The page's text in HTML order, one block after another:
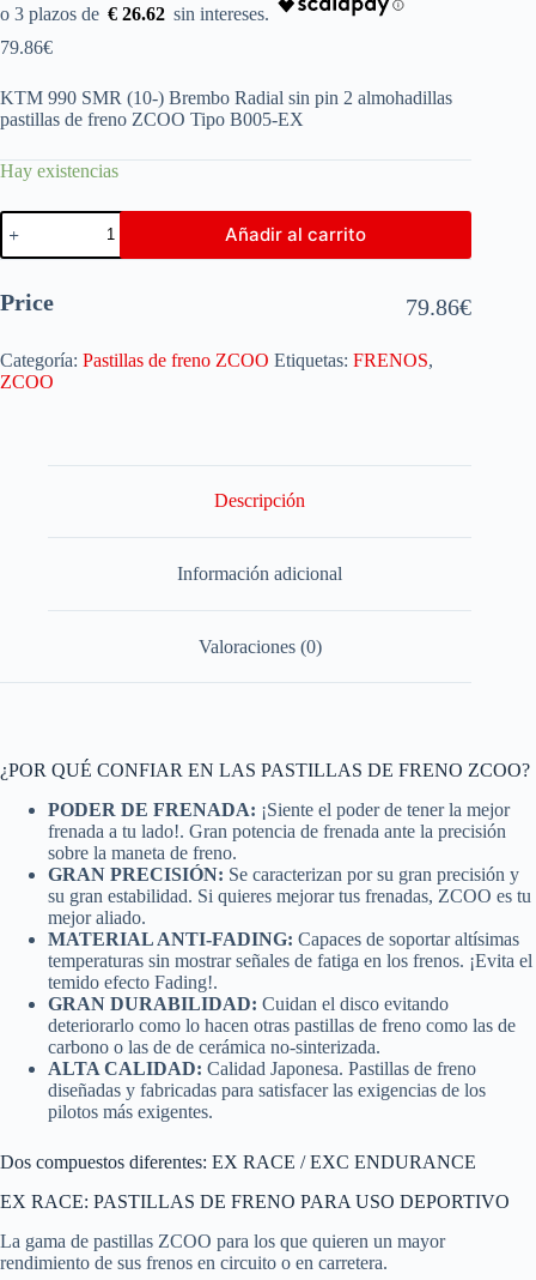
€ 26.62
79.86€
KTM 990 SMR (10-) Brembo Radial sin pin 2 almohadillas
pastillas de freno ZCOO Tipo B005-EX
Hay existencias
Añadir al carrito
Price 79.86€
Categoría: Pastillas de freno ZCOO Etiquetas: FRENOS,
ZCOO
Descripción
Información adicional
Valoraciones (0)
¿POR QUÉ CONFIAR EN LAS PASTILLAS DE FRENO ZCOO?
PODER DE FRENADA: ¡Siente el poder de tener la mejor
frenada a tu lado!. Gran potencia de frenada ante la precisión
sobre la maneta de freno.
GRAN PRECISIÓN: Se caracterizan por su gran precisión y
su gran estabilidad. Si quieres mejorar tus frenadas, ZCOO es tu
mejor aliado.
MATERIAL ANTI-FADING: Capaces de soportar altísimas
temperaturas sin mostrar señales de fatiga en los frenos. ¡Evita el
temido efecto Fading!.
GRAN DURABILIDAD: Cuidan el disco evitando
deteriorarlo como lo hacen otras pastillas de freno como las de
carbono o las de de cerámica no-sinterizada.
ALTA CALIDAD: Calidad Japonesa. Pastillas de freno
diseñadas y fabricadas para satisfacer las exigencias de los
pilotos más exigentes.
Dos compuestos diferentes: EX RACE / EXC ENDURANCE
EX RACE: PASTILLAS DE FRENO PARA USO DEPORTIVO
La gama de pastillas ZCOO para los que quieren un mayor
rendimiento de sus frenos en circuito o en carretera.